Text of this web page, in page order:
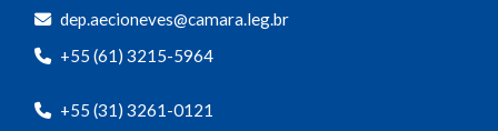
dep.aecioneves@camara.leg.br
+55 (61) 3215-5964
+55 (31) 3261-0121